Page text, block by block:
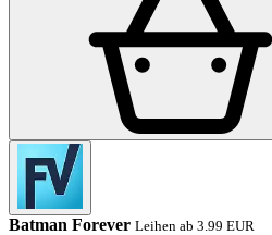
Batman Forever Leihen ab 3.99 EUR